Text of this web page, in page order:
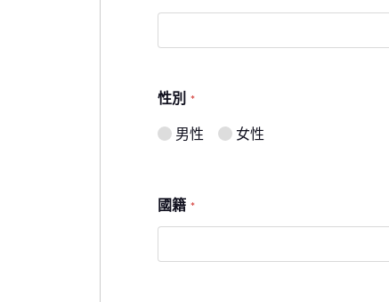
性別 *
男性 女性
國籍 *